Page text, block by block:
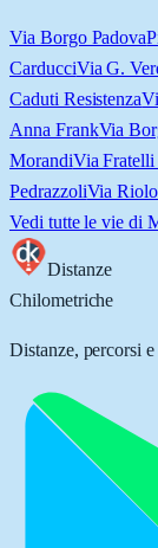
Via Borgo Padova
CarducciVia G.
Caduti Resistenza
Anna FrankVia
MorandiVia Fratelli
PedrazzoliVia Riolo
Vedi tutte le vie di
Distanze
Chilometriche
Distanze, percorsi